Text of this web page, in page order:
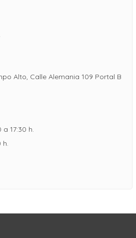
Alto, Calle Alemania 109 Portal B
a 17:30 h.
h.